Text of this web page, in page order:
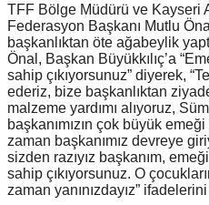
TFF Bölge Müdürü ve Kayseri
Federasyon Başkanı Mutlu
başkanlıktan öte ağabeylik
Önal, Başkan Büyükkılıç’a
sahip çıkıyorsunuz” diyerek,
ederiz, bize başkanlıktan
malzeme yardımı alıyoruz,
başkanımızın çok büyük
zaman başkanımız devreye
sizden razıyız başkanım,
sahip çıkıyorsunuz. O
zaman yanınızdayız”